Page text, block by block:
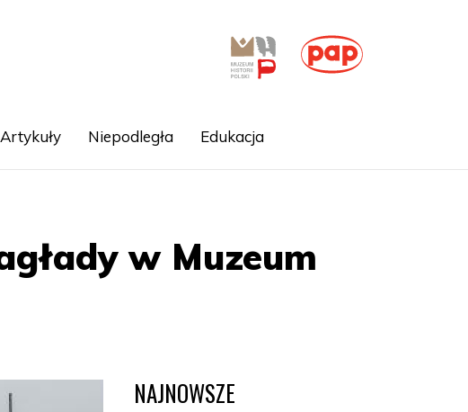
Artykuły Niepodległa Edukacja
w Muzeum
NAJNOWSZE